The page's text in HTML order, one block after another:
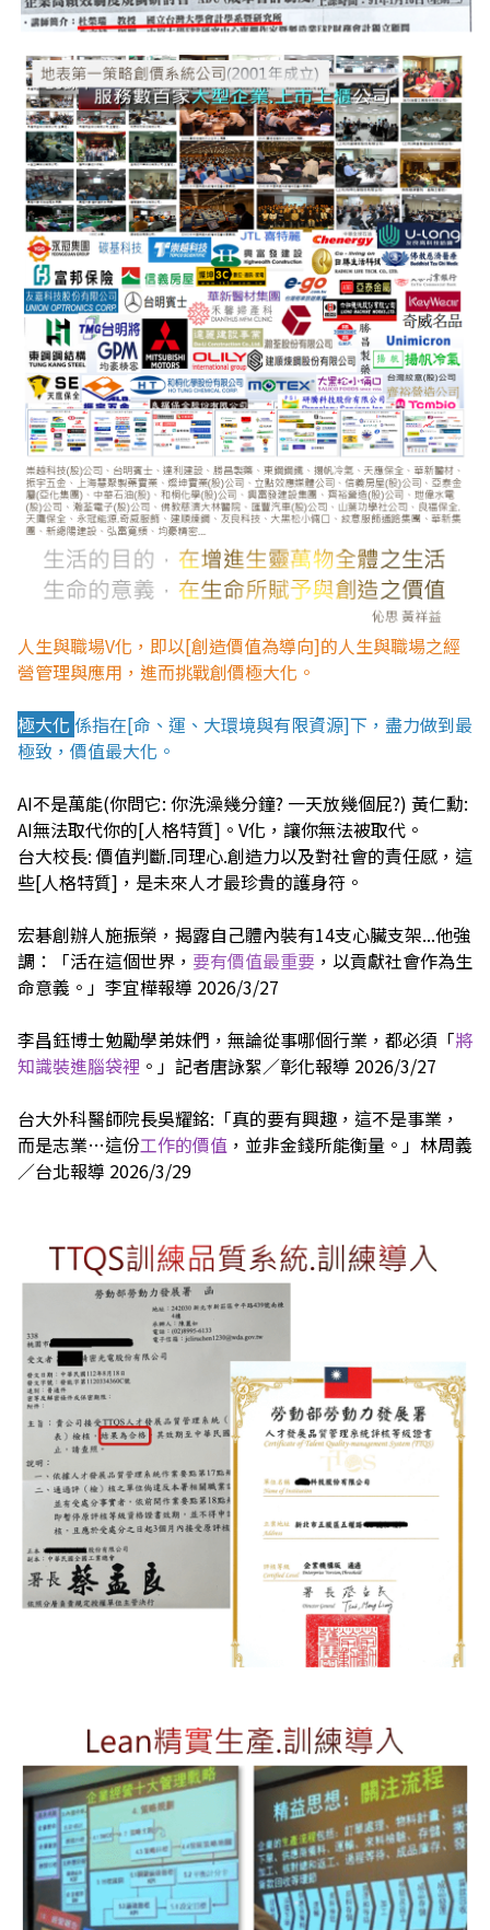
人生與職場V化，即以[創造價值為導向]的人生與職場之經
營管理與應用，進而挑戰創價極大化。
極大化 係指在[命、運、大環境與有限資源]下，盡力做到最
極致，價值最大化。
AI不是萬能(你問它: 你洗澡幾分鐘? 一天放幾個屁?) 黃仁勳:
AI無法取代你的[人格特質]。V化，讓你無法被取代。
台大校長: 價值判斷.同理心.創造力以及對社會的責任感，這
些[人格特質]，是未來人才最珍貴的護身符。
宏碁創辦人施振榮，揭露自己體內裝有14支心臟支架...他強
調：「活在這個世界， 要有價值最重要 ，以貢獻社會作為生
命意義。」李宜樺報導 2026/3/27
李昌鈺博士勉勵學弟妹們，無論從事哪個行業，都必須「將
知識裝進腦袋裡 。」記者唐詠絮／彰化報導 2026/3/27
台大外科醫師院長吳耀銘:「真的要有興趣，這不是事業，
而是志業…這份工作的價值 ，並非金錢所能衡量。」林周義
／台北報導 2026/3/29